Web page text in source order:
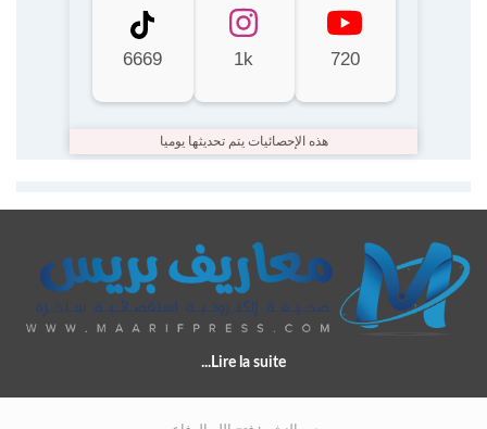
720
1k
6669
هذه الإحصائيات يتم تحديثها يوميا
Lire la suite...